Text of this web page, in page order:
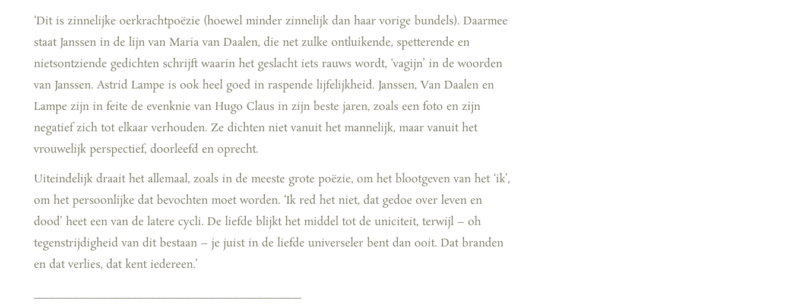
‘Dit is zinnelijke oerkrachtpoëzie (hoewel minder zinnelijk dan haar vorige bundels). Daarmee
staat Janssen in de lijn van Maria van Daalen, die net zulke ontluikende, spetterende en
nietsontziende gedichten schrijft waarin het geslacht iets rauws wordt, ‘vagijn’ in de woorden
van Janssen. Astrid Lampe is ook heel goed in raspende lijfelijkheid. Janssen, Van Daalen en
Lampe zijn in feite de evenknie van Hugo Claus in zijn beste jaren, zoals een foto en zijn
negatief zich tot elkaar verhouden. Ze dichten niet vanuit het mannelijk, maar vanuit het
vrouwelijk perspectief, doorleefd en oprecht.
Uiteindelijk draait het allemaal, zoals in de meeste grote poëzie, om het blootgeven van het ‘ik’,
om het persoonlijke dat bevochten moet worden. ‘Ik red het niet, dat gedoe over leven en
dood’ heet een van de latere cycli. De liefde blijkt het middel tot de uniciteit, terwijl – oh
tegenstrijdigheid van dit bestaan – je juist in de liefde universeler bent dan ooit. Dat branden
en dat verlies, dat kent iedereen.’
_____________________________________________